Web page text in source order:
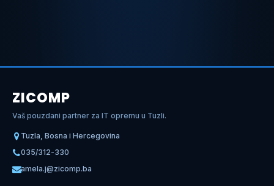
ZICOMP
Vaš pouzdani partner za IT opremu u Tuzli.
Tuzla, Bosna i Hercegovina
035/312-330
amela.j@zicomp.ba